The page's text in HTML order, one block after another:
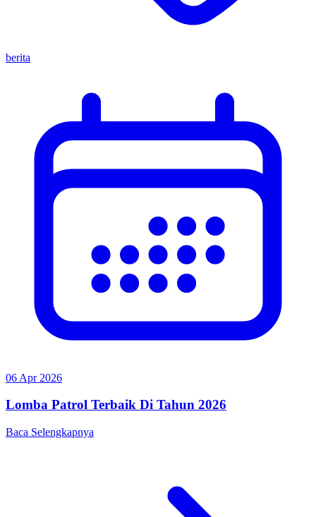
berita
06 Apr 2026
Lomba Patrol Terbaik Di Tahun 2026
Baca Selengkapnya